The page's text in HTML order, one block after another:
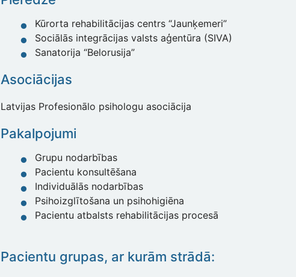
Kūrorta rehabilitācijas centrs “Jaunķemeri”
Sociālās integrācijas valsts aģentūra (SIVA)
Sanatorija “Belorusija”
Asociācijas
Latvijas Profesionālo psihologu asociācija
Pakalpojumi
Grupu nodarbības
Pacientu konsultēšana
Individuālās nodarbības
Psihoizglītošana un psihohigiēna
Pacientu atbalsts rehabilitācijas procesā
Pacientu grupas, ar kurām strādā: